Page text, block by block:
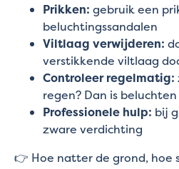
Prikken: gebruik een
beluchtingssandalen
Viltlaag verwijderen:
verstikkende viltlaag
Controleer regelmatig:
regen? Dan is
Professionele hulp: bij
zware verdichting
👉 Hoe natter de grond, hoe